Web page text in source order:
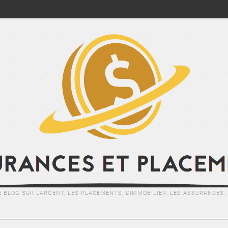
BLOG SUR L'ARGENT, LES PLACEMENTS, L'IMMOBILIER, LES ASSURANCES,